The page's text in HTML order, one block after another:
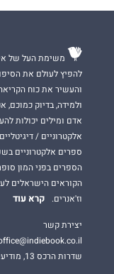
שיצאו בהוצאת
המכר בארץ.
משימת העל של
להפיץ לעולם את
והעשיר את כוח
ולמידה, בדיוק כמוכם,
אדם ומילים יכולות
אלקטרוניים /
ספרים אלקטרוניים
הספרים בפני המון
הקוראים הישראלים
וז'אנרים.
קרא עוד
יצירת קשר
שדרות הרכס 13, מודיעין